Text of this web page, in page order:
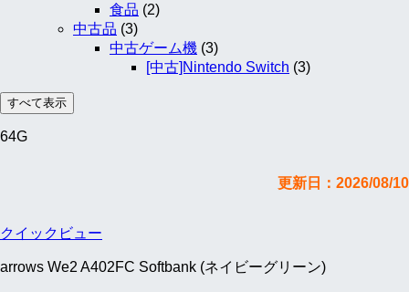
食品 (2)
中古品 (3)
中古ゲーム機 (3)
[中古]Nintendo Switch (3)
すべて表示
64G
更新日：2026/08/10
クイックビュー
arrows We2 A402FC Softbank (ネイビーグリーン)